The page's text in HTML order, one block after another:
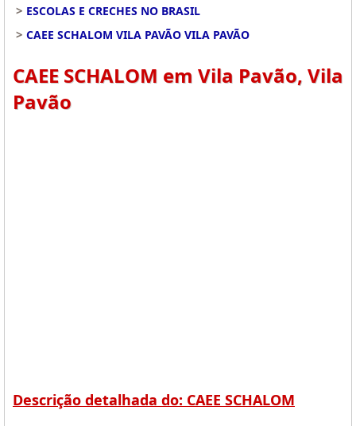
> ESCOLAS E CRECHES NO BRASIL
> CAEE SCHALOM VILA PAVÃO VILA PAVÃO
CAEE SCHALOM em Vila Pavão, Vila
Pavão
Descrição detalhada do: CAEE SCHALOM